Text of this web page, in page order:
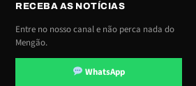
RECEBA AS NOTÍCIAS
Entre no nosso canal e não perca nada do
Mengão.
WhatsApp